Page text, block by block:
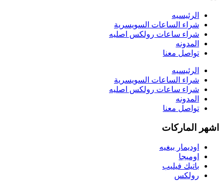
الرئيسيه
شراء الساعات السويسرية
شراء ساعات رولكس اصليه
المدونه
تواصل معنا
الرئيسيه
شراء الساعات السويسرية
شراء ساعات رولكس اصليه
المدونه
تواصل معنا
اشهر الماركات
اوديمار بيغيه
اوميجا
باتيك فيليب
رولكس